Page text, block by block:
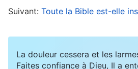
apparu et a accompli Son
attendait. Ils ont volontiers
Suivant: Toute la Bible est-elle
La douleur cessera et les
Faites confiance à Dieu, Il a